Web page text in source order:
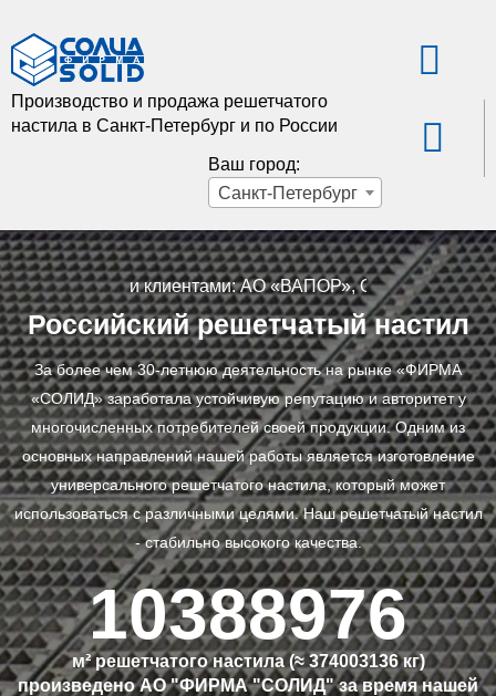
Производство и продажа решетчатого
настила в Санкт-Петербург и по России
Ваш город:
Санкт-Петербург
нашими клиентами: АО «ВАПОР», ООО «КНАУФ ГИПС
Российский решетчатый настил
За более чем 30-летнюю деятельность на рынке «ФИРМА
«СОЛИД» заработала устойчивую репутацию и авторитет у
многочисленных потребителей своей продукции. Одним из
основных направлений нашей работы является изготовление
универсального решетчатого настила, который может
использоваться с различными целями. Наш решетчатый настил
- стабильно высокого качества.
10388976
м² решетчатого настила (≈ 374003136кг)
произведено АО "ФИРМА "СОЛИД" за время нашей